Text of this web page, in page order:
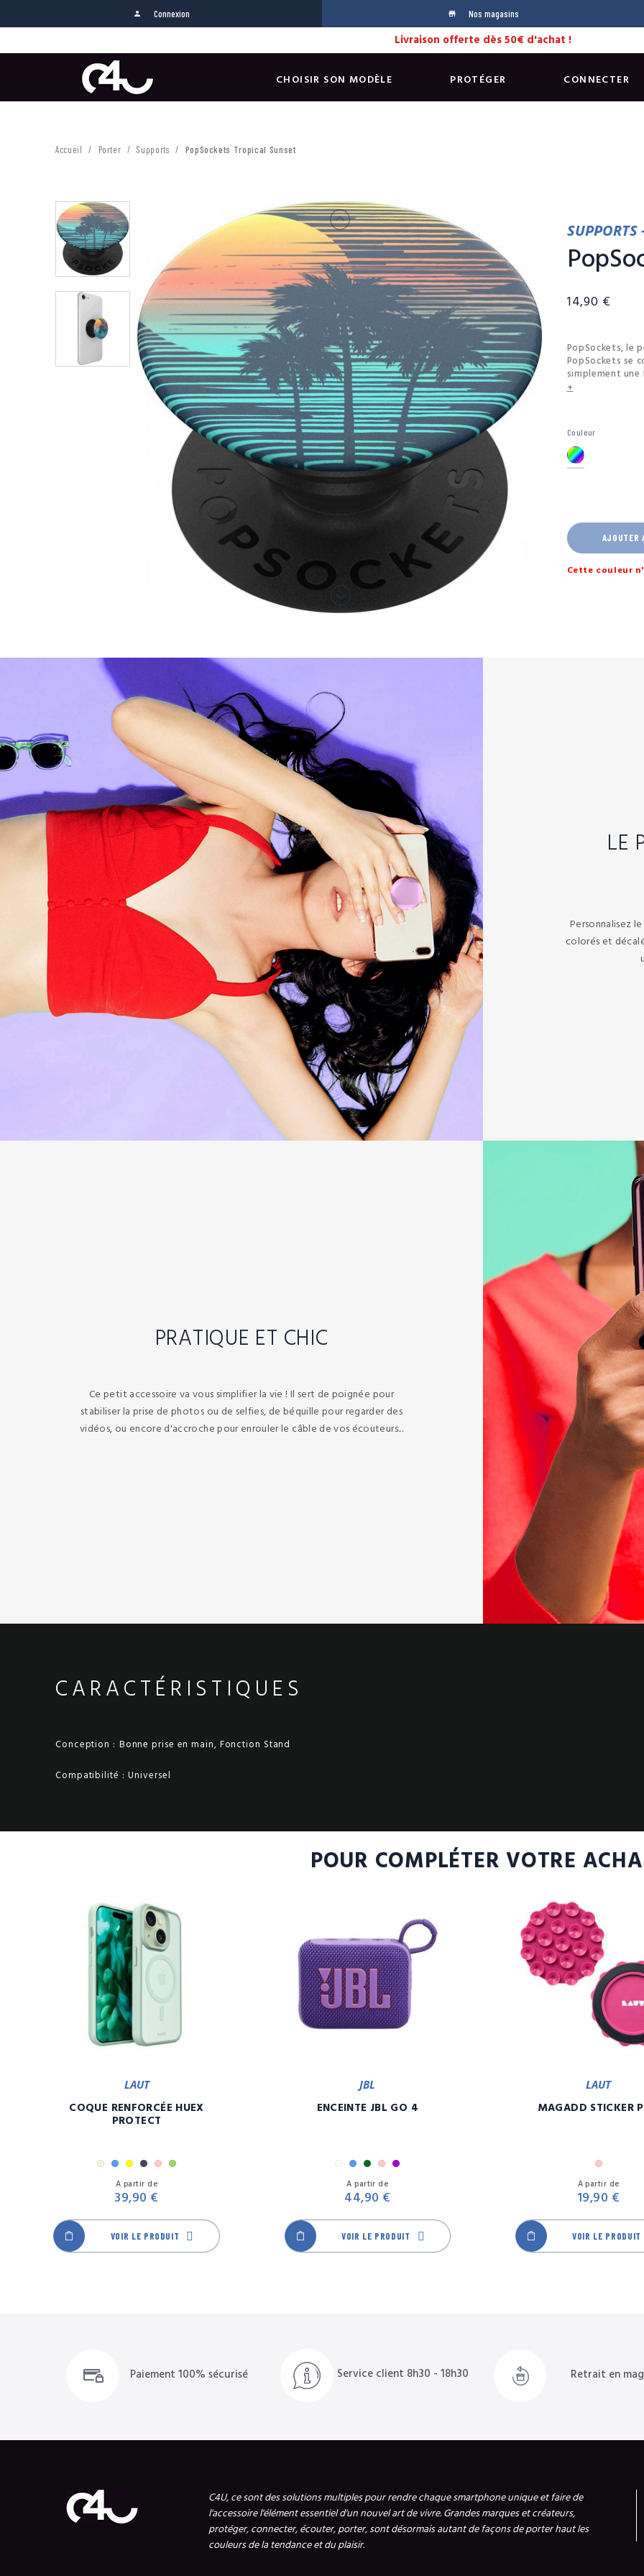
person Connexion store Nos magasins
Livraison offerte dès 50€ d'achat !
CHOISIR SON MODÈLE PROTÉGER CONNECTER
Accueil Porter Supports PopSockets Tropical Sunset
SUPPORTS
14,90 €
PopSockets, le
PopSockets se
simplement
PopSockets
des films.
+
Couleur
Multicolore
AJOUTER
Cette couleur
LE
Personnalisez
colorés et
PRATIQUE ET CHIC
Ce petit accessoire va vous simplifier la vie ! Il sert de poignée pour
stabiliser la prise de photos ou de selfies, de béquille pour regarder des
vidéos, ou encore d'accroche pour enrouler le câble de vos écouteurs...
CARACTÉRISTIQUES
Conception : Bonne prise en main, Fonction Stand
Compatibilité : Universel
POUR COMPLÉTER VOTRE
LAUT
COQUE RENFORCÉE HUEX
PROTECT
Beige
BleuJaune
NoirRoseVert
A partir de
39,90 €
VOIR LE PRODUIT
JBL
ENCEINTE JBL GO 4
Blanc
BleuCamouflage
RoseViolet
A partir de
44,90 €
VOIR LE PRODUIT
LAUT
MAGADD STICKER
Rose
A partir de
19,90 €
VOIR LE PRODUIT
Paiement 100% sécurisé Service client 8h30 - 18h30 Retrait en
C4U, ce sont des solutions multiples pour rendre chaque smartphone unique et faire de
l'accessoire l'élément essentiel d'un nouvel art de vivre. Grandes marques et créateurs,
protéger, connecter, écouter, porter, sont désormais autant de façons de porter haut les
couleurs de la tendance et du plaisir.